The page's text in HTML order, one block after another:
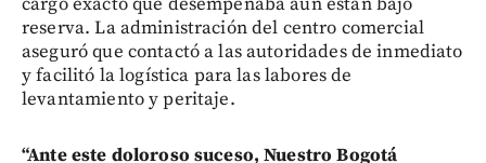
reserva. La administración del centro comercial
aseguró que contactó a las autoridades de inmediato
y facilitó la logística para las labores de
levantamiento y peritaje.
“Ante este doloroso suceso, Nuestro Bogotá